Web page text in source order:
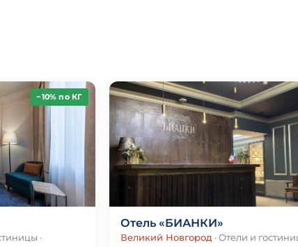
−10% по КГ
·
Отель «БИАНКИ»
Великий Новгород · Отели и